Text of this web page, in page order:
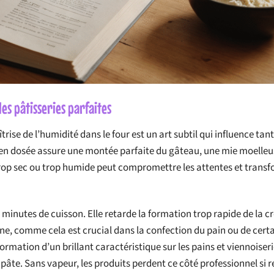
pâtisseries parfaites
de l’humidité dans le four est un art subtil qui influence
dosée assure une montée parfaite du gâteau, une mie
sec ou trop humide peut compromettre les attentes et
de cuisson. Elle retarde la formation trop rapide de la
comme cela est crucial dans la confection du pain ou de
d’un brillant caractéristique sur les pains et
Sans vapeur, les produits perdent ce côté professionnel si